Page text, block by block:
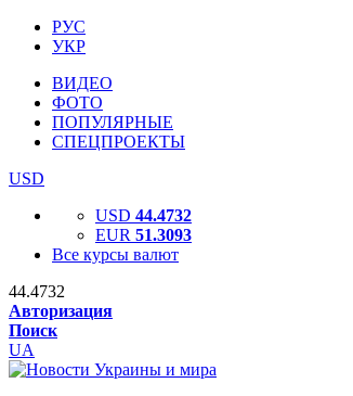
РУС
УКР
ВИДЕО
ФОТО
ПОПУЛЯРНЫЕ
СПЕЦПРОЕКТЫ
USD
USD 44.4732
EUR 51.3093
Все курсы валют
44.4732
Авторизация
Поиск
UA